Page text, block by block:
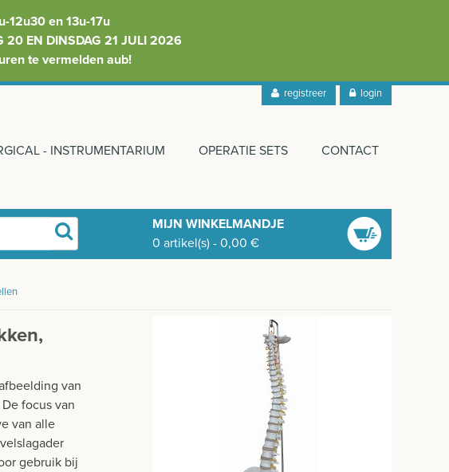
12u30 en 13u-17u
20 EN DINSDAG 21 JULI 2026
te vermelden aub!
registreer login
- INSTRUMENTARIUM OPERATIE SETS CONTACT
MIJN WINKELMANDJE
0 artikel(s) - 0,00 €
van
focus van
van alle
gebruik bij